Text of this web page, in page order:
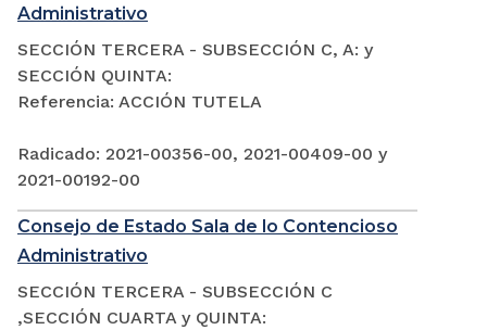
Administrativo
SECCIÓN TERCERA - SUBSECCIÓN C, A: y
SECCIÓN QUINTA:
Referencia: ACCIÓN TUTELA
Radicado: 2021-00356-00, 2021-00409-00 y
2021-00192-00
Consejo de Estado Sala de lo Contencioso
Administrativo
SECCIÓN TERCERA - SUBSECCIÓN C
,SECCIÓN CUARTA y QUINTA: